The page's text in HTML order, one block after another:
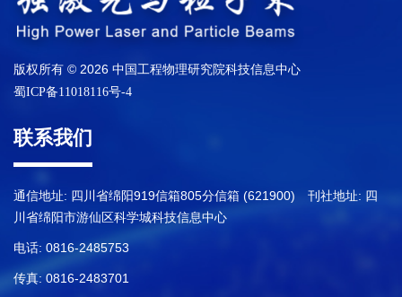
版权所有 © 2026 中国工程物理研究院科技信息中心
蜀ICP备11018116号-4
联系我们
通信地址: 四川省绵阳919信箱805分信箱 (621900) 刊社地址: 四
川省绵阳市游仙区科学城科技信息中心
电话: 0816-2485753
传真: 0816-2483701